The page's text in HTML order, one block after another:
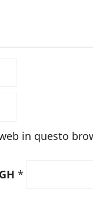
in questo
*